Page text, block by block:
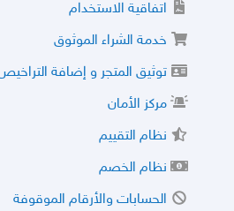
اتفاقية الاستخدام
خدمة الشراء الموثوق
توثيق المتجر و إضافة
مركز الأمان
نظام التقييم
نظام الخصم
الحسابات والأرقام الموقوفة